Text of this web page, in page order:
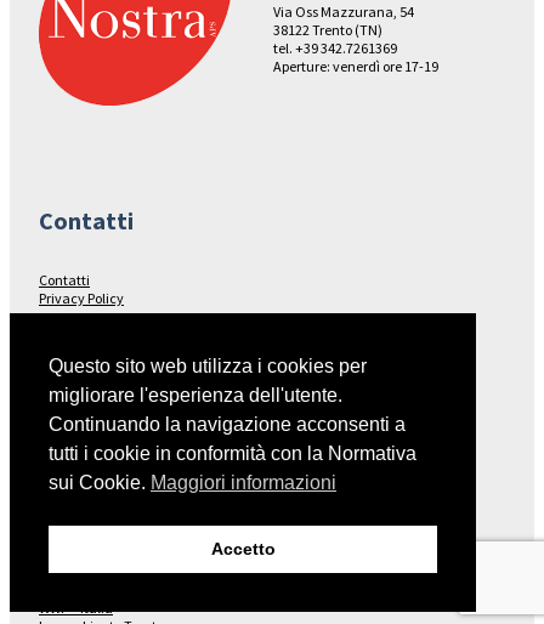
Via Oss Mazzurana, 54
38122 Trento (TN)
tel. +39 342.7261369
Aperture: venerdì ore 17-19
Contatti
Contatti
Privacy Policy
Seguici su…
Facebook
Italia Nostra – Sito Nazionale
WWF – Italia
Questo sito web utilizza i cookies per
migliorare l'esperienza dell'utente.
Continuando la navigazione acconsenti a
tutti i cookie in conformità con la Normativa
sui Cookie. Maggiori informazioni
Accetto